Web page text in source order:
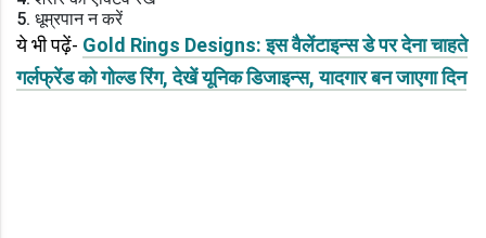
5. धूम्रपान न करें
ये भी पढ़ें- Gold Rings Designs: इस वैलेंटाइन्स डे पर देना चाहते
गर्लफ्रेंड को गोल्ड रिंग, देखें यूनिक डिजाइन्स, यादगार बन जाएगा दिन